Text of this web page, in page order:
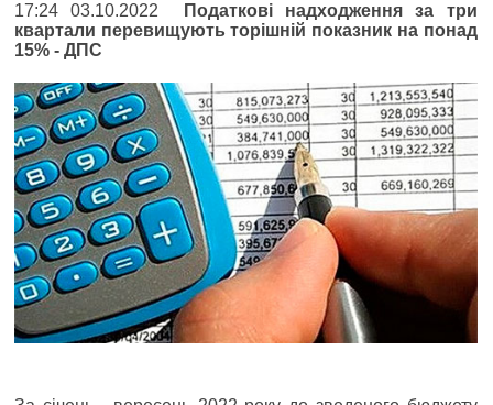
17:24 03.10.2022
Податкові надходження за три
квартали перевищують торішній показник на понад
15% - ДПС